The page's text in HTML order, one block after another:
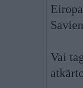
Vai